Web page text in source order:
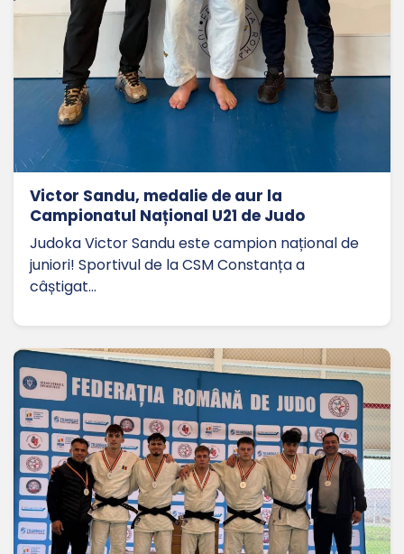
Victor Sandu, medalie de aur la
Campionatul Național U21 de Judo
Judoka Victor Sandu este campion național de
juniori! Sportivul de la CSM Constanța a
câștigat…